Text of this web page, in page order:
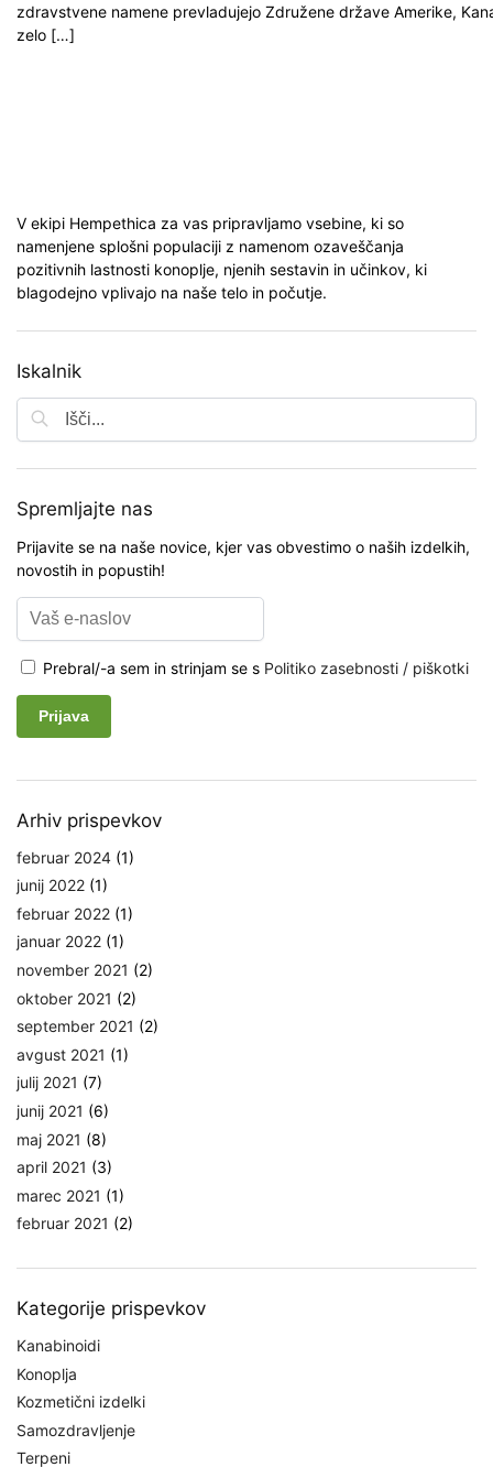
zdravstvene namene prevladujejo Združene države Amerike,
zelo […]
V ekipi Hempethica za vas pripravljamo vsebine, ki so
namenjene splošni populaciji z namenom ozaveščanja
pozitivnih lastnosti konoplje, njenih sestavin in učinkov, ki
blagodejno vplivajo na naše telo in počutje.
Iskalnik
Spremljajte nas
Prijavite se na naše novice, kjer vas obvestimo o naših izdelkih,
novostih in popustih!
Prebral/-a sem in strinjam se s Politiko zasebnosti / piškotki
Arhiv prispevkov
februar 2024 (1)
junij 2022 (1)
februar 2022 (1)
januar 2022 (1)
november 2021 (2)
oktober 2021 (2)
september 2021 (2)
avgust 2021 (1)
julij 2021 (7)
junij 2021 (6)
maj 2021 (8)
april 2021 (3)
marec 2021 (1)
februar 2021 (2)
Kategorije prispevkov
Kanabinoidi
Konoplja
Kozmetični izdelki
Samozdravljenje
Terpeni